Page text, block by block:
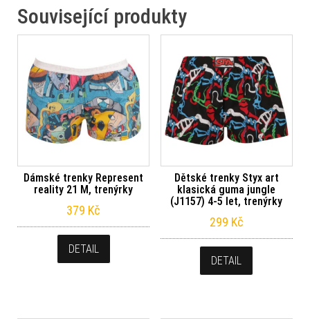
Související produkty
Dámské trenky Represent
reality 21 M, trenýrky
379 Kč
DETAIL
Dětské trenky Styx art
klasická guma jungle
(J1157) 4-5 let, trenýrky
299 Kč
DETAIL